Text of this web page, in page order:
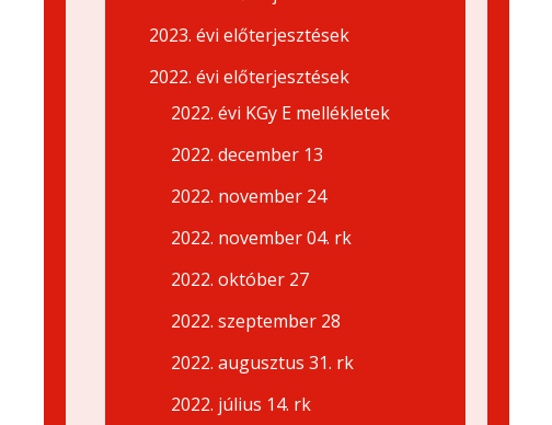
2023. évi előterjesztések
2022. évi előterjesztések
2022. évi KGy E mellékletek
2022. december 13
2022. november 24
2022. november 04. rk
2022. október 27
2022. szeptember 28
2022. augusztus 31. rk
2022. július 14. rk